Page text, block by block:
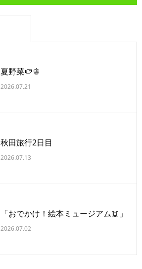
夏野菜🍉🫑
2026.07.21
秋田旅行2日目
2026.07.13
「おでかけ！絵本ミュージアム📖」
2026.07.02